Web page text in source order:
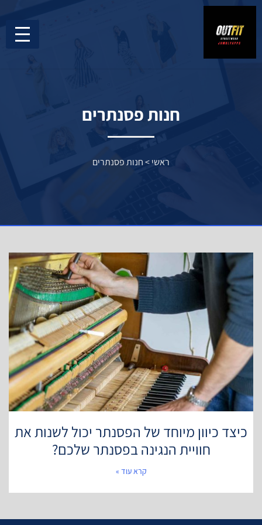
חנות פסנתרים
ראשי>חנות פסנתרים
כיצד כיוון מיוחד של הפסנתר יכול לשנות את
חוויית הנגינה בפסנתר שלכם?
קרא עוד »